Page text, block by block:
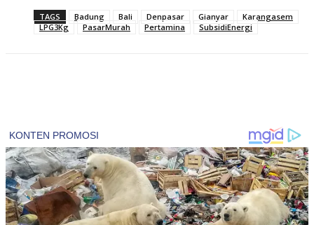
TAGS Badung Bali Denpasar Gianyar
Karangasem
LPG3Kg
PasarMurah Pertamina SubsidiEnergi